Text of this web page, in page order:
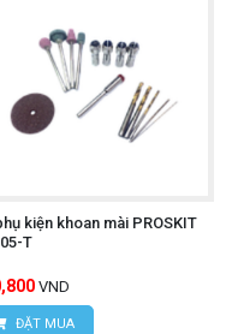
kiện khoan mài PROSKIT
T
VND
ĐẶT MUA